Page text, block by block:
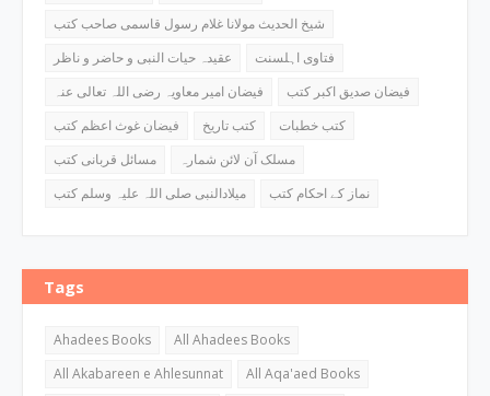
شیخ الحدیث مولانا غلام رسول قاسمی صاحب کتب
عقیدہ حیات النبی و حاضر و ناظر
فتاوی اہلسنت
فیضان امیر معاویہ رضی اللہ تعالی عنہ
فیضان صدیق اکبر کتب
فیضان غوث اعظم کتب
کتب تاریخ
کتب خطبات
مسائل قربانی کتب
مسلک آن لائن شمارہ
میلادالنبی صلی اللہ علیہ وسلم کتب
نماز کے احکام کتب
Tags
Ahadees Books
All Ahadees Books
All Akabareen e Ahlesunnat
All Aqa'aed Books